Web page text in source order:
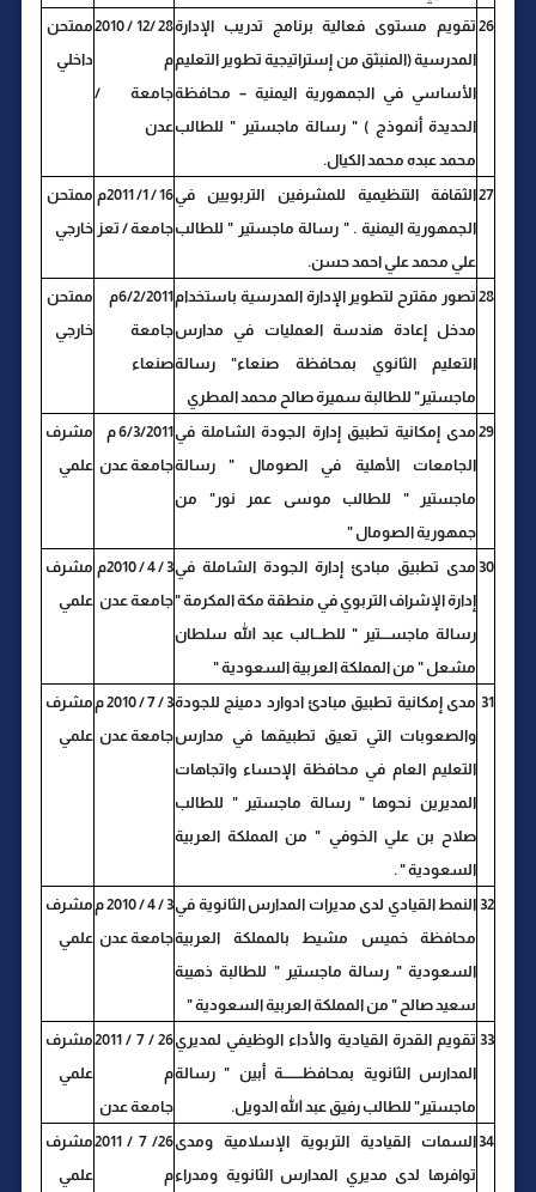
26 تقويم مستوى فعالية برنامج تدريب الإدارة
المدرسية (المنبثق من إستراتيجية تطوير التعليم
الأساسي في الجمهورية اليمنية – محافظة
الحديدة أنموذج ) " رسالة ماجستير " للطالب
محمد عبده محمد الكيال.
28 /12 / 2010
م
جامعة /
عدن
ممتحن
داخلي
27الثقافة التنظيمية للمشرفين التربويين في
الجمهورية اليمنية . " رسالة ماجستير " للطالب
علي محمد علي احمد حسن.
16 / 1/ 2011م
جامعة / تعز
ممتحن
خارجي
28 تصور مقترح لتطوير الإدارة المدرسية باستخدام
مدخل إعادة هندسة العمليات في مدارس
التعليم الثانوي بمحافظة صنعاء" رسالة
ماجستير" للطالبة سميرة صالح محمد المطري
6/2/2011م
جامعة
صنعاء
ممتحن
خارجي
29 مدى إمكانية تطبيق إدارة الجودة الشاملة في
الجامعات الأهلية في الصومال " رسالة
ماجستير " للطالب موسى عمر نور" من
جمهورية الصومال "
6/3/2011 م
جامعة عدن
مشرف
علمي
30 مدى تطبيق مبادئ إدارة الجودة الشاملة في
إدارة الإشراف التربوي في منطقة مكة المكرمة "
رسالة ماجســــتير " للطـــالب عبد الله سلطان
مشعل " من المملكة العربية السعودية "
3 / 4 / 2010م
جامعة عدن
مشرف
علمي
31 مدى إمكانية تطبيق مبادئ ادوارد دمينج للجودة
والصعوبات التي تعيق تطبيقها في مدارس
التعليم العام في محافظة الإحساء واتجاهات
المديرين نحوها " رسالة ماجستير " للطالب
صلاح بن علي الخوفي " من المملكة العربية
السعودية " .
3 / 7 / 2010 م
جامعة عدن
مشرف
علمي
32 النمط القيادي لدى مديرات المدارس الثانوية في
محافظة خميس مشيط بالمملكة العربية
السعودية " رسالة ماجستير " للطالبة ذهيبة
سعيد صالح " من المملكة العربية السعودية "
3 / 4 / 2010 م
جامعة عدن
مشرف
علمي
33 تقويم القدرة القيادية والأداء الوظيفي لمديري
المدارس الثانوية بمحافظــــــــة أبين " رسالة
ماجستير" للطالب رفيق عبد الله الدويل.
26 / 7 / 2011
م
جامعة عدن
مشرف
علمي
34السمات القيادية التربوية الإسلامية ومدى
توافرها لدى مديري المدارس الثانوية ومدراء
26/ 7 / 2011
م
مشرف
علمي